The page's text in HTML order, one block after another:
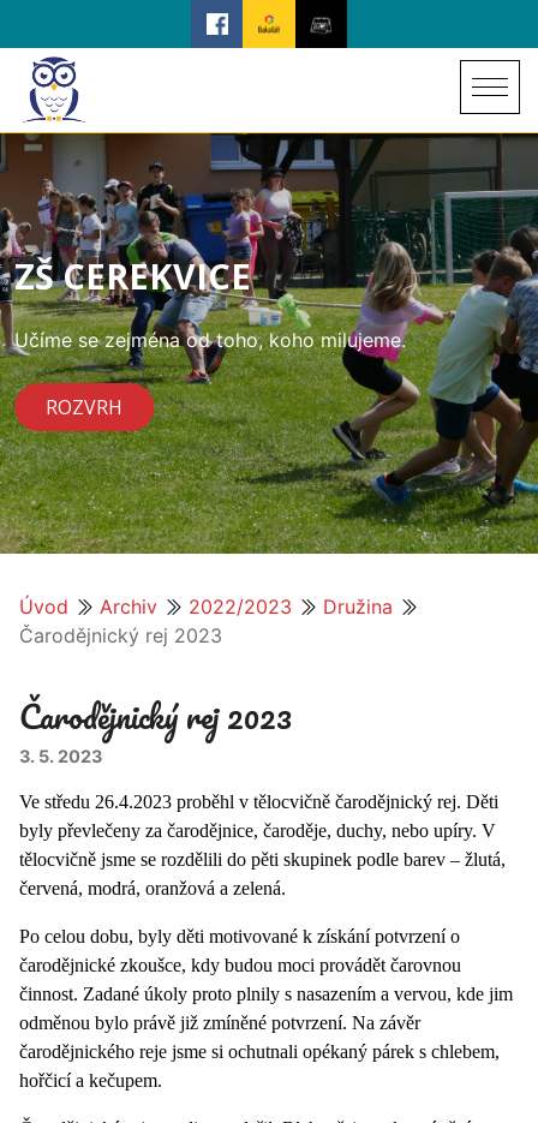
ZŠ CEREKVICE
Učíme se zejména od toho, koho milujeme.
ROZVRH
Úvod Archiv 2022/2023
Družina
Čarodějnický rej 2023
Čarodějnický rej 2023
3. 5. 2023
Ve středu 26.4.2023 proběhl v tělocvičně čarodějnický rej. Děti
byly převlečeny za čarodějnice, čaroděje, duchy, nebo upíry. V
tělocvičně jsme se rozdělili do pěti skupinek podle barev – žlutá,
červená, modrá, oranžová a zelená.
Po celou dobu, byly děti motivované k získání potvrzení o
čarodějnické zkoušce, kdy budou moci provádět čarovnou
činnost. Zadané úkoly proto plnily s nasazením a vervou, kde jim
odměnou bylo právě již zmíněné potvrzení. Na závěr
čarodějnického reje jsme si ochutnali opékaný párek s chlebem,
hořčicí a kečupem.